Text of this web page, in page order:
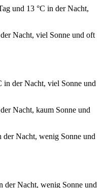
und 13 °C in der Nacht,
Nacht, viel Sonne und oft
in der Nacht, viel Sonne und
Nacht, kaum Sonne und
der Nacht, wenig Sonne und
der Nacht, wenig Sonne und